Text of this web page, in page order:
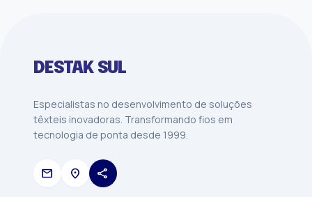
DESTAK SUL
Especialistas no desenvolvimento de soluções
têxteis inovadoras. Transformando fios em
tecnologia de ponta desde 1999.
mail location_on share